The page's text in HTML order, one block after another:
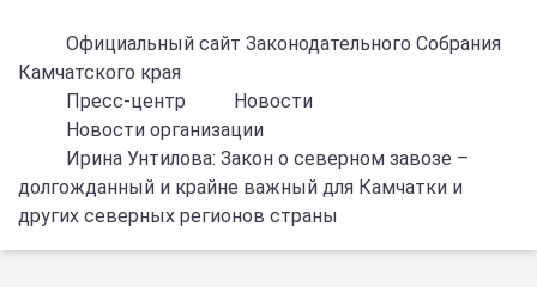
Официальный сайт Законодательного Собрания
Камчатского края
Пресс-центр
Новости
Новости организации
Ирина Унтилова: Закон о северном завозе –
долгожданный и крайне важный для Камчатки и
других северных регионов страны